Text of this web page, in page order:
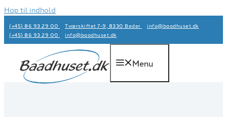
Hop til indhold
(+45) 86 93 29 00 Tværskiftet 7-9, 8330 Beder
info@baadhuset.dk​
(+45) 86 93 29 00
info@baadhuset.dk​
Menu